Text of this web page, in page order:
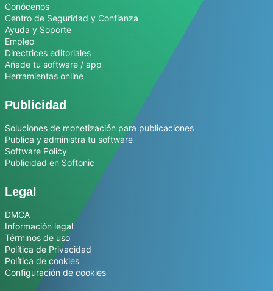
Conócenos
Centro de Seguridad y Confianza
Ayuda y Soporte
Empleo
Directrices editoriales
Añade tu software / app
Herramientas online
Publicidad
Soluciones de monetización para publicaciones
Publica y administra tu software
Software Policy
Publicidad en Softonic
Legal
DMCA
Información legal
Términos de uso
Política de Privacidad
Política de cookies
Configuración de cookies